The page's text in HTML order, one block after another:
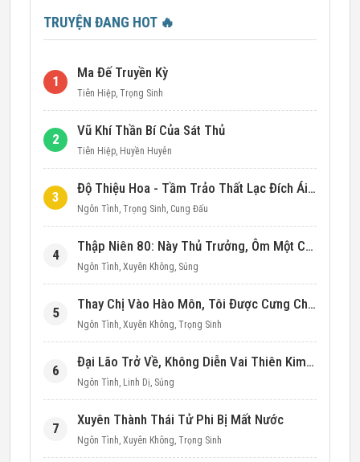
TRUYỆN ĐANG HOT 🔥
1
Ma Đế Truyền Kỳ
Tiên Hiệp, Trọng Sinh
2
Vũ Khí Thần Bí Của Sát Thủ
Tiên Hiệp, Huyền Huyễn
3
Độ Thiệu Hoa - Tầm Trảo Thất Lạc Đích Ái Tình
Ngôn Tình, Trọng Sinh, Cung Đấu
4
Thập Niên 80: Này Thủ Trưởng, Ôm Một Cái Đi!
Ngôn Tình, Xuyên Không, Sủng
5
Thay Chị Vào Hào Môn, Tôi Được Cưng Chiều Hết Mực (Thập Niên 90)
Ngôn Tình, Xuyên Không, Trọng Sinh
6
Đại Lão Trở Về, Không Diễn Vai Thiên Kim Giả Nữa
Ngôn Tình, Linh Dị, Sủng
7
Xuyên Thành Thái Tử Phi Bị Mất Nước
Ngôn Tình, Xuyên Không, Trọng Sinh